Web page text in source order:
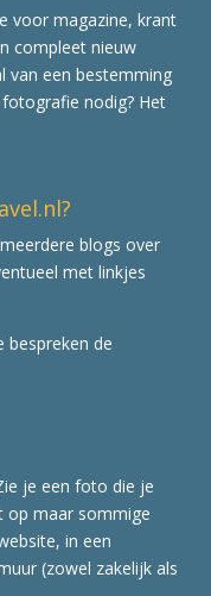
voor magazine, krant
compleet nieuw
van een bestemming
nodig? Het
blogs over
met linkjes
bespreken de
je een foto die je
op maar sommige
in een
(zowel zakelijk als